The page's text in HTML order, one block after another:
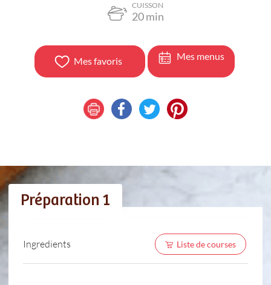
CUISSON
20min
Mes favoris Mes menus
Préparation 1
Ingredients Liste de courses